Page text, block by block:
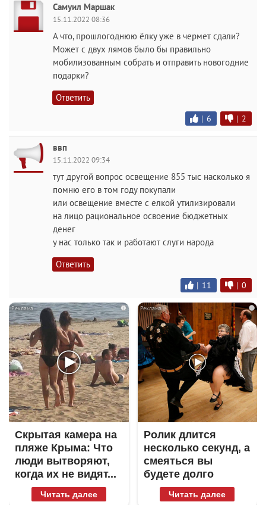
Самуил Маршак
15.11.2022 08:36
А что, прошлогоднюю ёлку уже в чермет сдали?
Может с двух лямов было бы правильно
мобилизованным собрать и отправить новогодние
подарки?
Ответить
| 6 | 2
ввп
15.11.2022 09:34
тут другой вопрос освещение 855 тыс насколько я
помню его в том году покупали
или освещение вместе с елкой утилизировали
на лицо рациональное освоение бюджетных
денег
у нас только так и работают слуги народа
Ответить
| 11 | 0
i
Скрытая камера на
пляже Крыма: Что
люди вытворяют,
когда их не видят...
Читать далее
i
Ролик длится
несколько секунд, а
смеяться вы
будете долго
Читать далее